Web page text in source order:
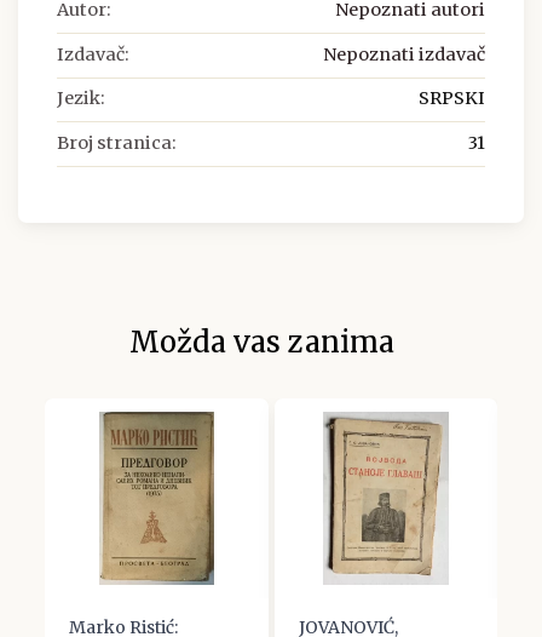
Autor: Nepoznati autori
Izdavač: Nepoznati izdavač
Jezik: SRPSKI
Broj stranica: 31
Možda vas zanima
Marko Ristić:
JOVANOVIĆ,